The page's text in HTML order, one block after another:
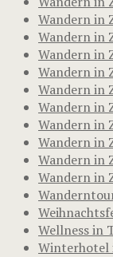
Wandern in
Wandern in
Wandern in
Wandern in
Wandern in
Wandern in
Wandern in
Wandern in
Wandern in
Wandern in
Wellness in
Winterhotel